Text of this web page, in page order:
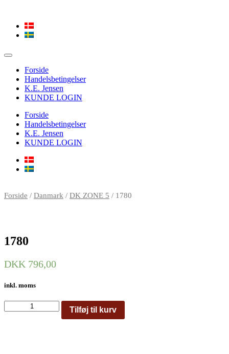
Forside
Handelsbetingelser
K.E. Jensen
KUNDE LOGIN
Forside
Handelsbetingelser
K.E. Jensen
KUNDE LOGIN
Forside / Danmark / DK ZONE 5 / 1780
1780
DKK 796,00
inkl. moms
antal
Tilføj til kurv